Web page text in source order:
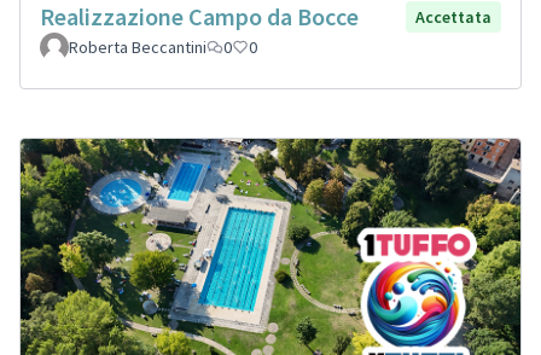
Realizzazione Campo da Bocce
Accettata
Roberta Beccantini
0 0